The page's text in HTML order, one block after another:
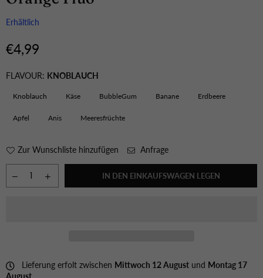
Erhältlich
Normaler
€4,99
FLAVOUR: KNOBLAUCH
Knoblauch Käse BubbleGum Banane Erdbeere
Apfel Anis Meeresfrüchte
Zur Wunschliste hinzufügen Anfrage
IN DEN EINKAUFSWAGEN LEGEN
Lieferung erfolt zwischen Mittwoch 12 August und Montag 17
August.